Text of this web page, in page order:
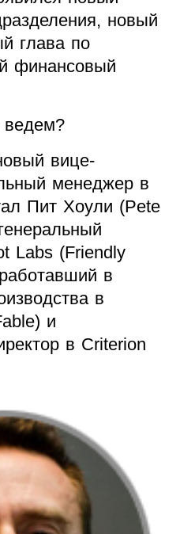
новый
глава по
финансовый
вице-
менеджер в
Пит Хоули (Pete
Labs (Friendly
в
в
и
в Criterion